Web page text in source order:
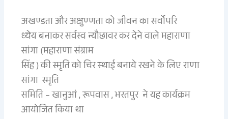
अखण्डता और अक्षुण्णता को जीवन का सर्वोपरि
ध्येय बनाकर सर्वस्व न्यौछावर कर देने वाले महाराणा
सांगा (महाराणा संग्राम
सिंह ) की स्मृति को चिर स्थाई बनाये रखने के लिए राणा
सांगा स्मृति
समिति – खानुआं , रूपवास , भरतपुर ने यह कार्यक्रम
आयोजित किया था